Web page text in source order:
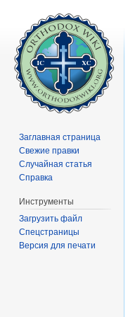
Заглавная страница
Свежие правки
Случайная статья
Справка
Инструменты
Загрузить файл
Спецстраницы
Версия для печати